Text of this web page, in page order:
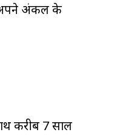
अपने अंकल के
करीब 7 साल